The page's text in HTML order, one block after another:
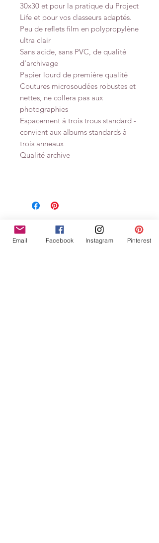
30x30 et pour la pratique du Project
Life et pour vos classeurs adaptés.
Peu de reflets film en polypropylène
ultra clair
Sans acide, sans PVC, de qualité
d'archivage
Papier lourd de première qualité
Coutures microsoudées robustes et
nettes, ne collera pas aux
photographies
Espacement à trois trous standard -
convient aux albums standards à
trois anneaux
Qualité archive
Ähnliche
Email Facebook Instagram Pinterest